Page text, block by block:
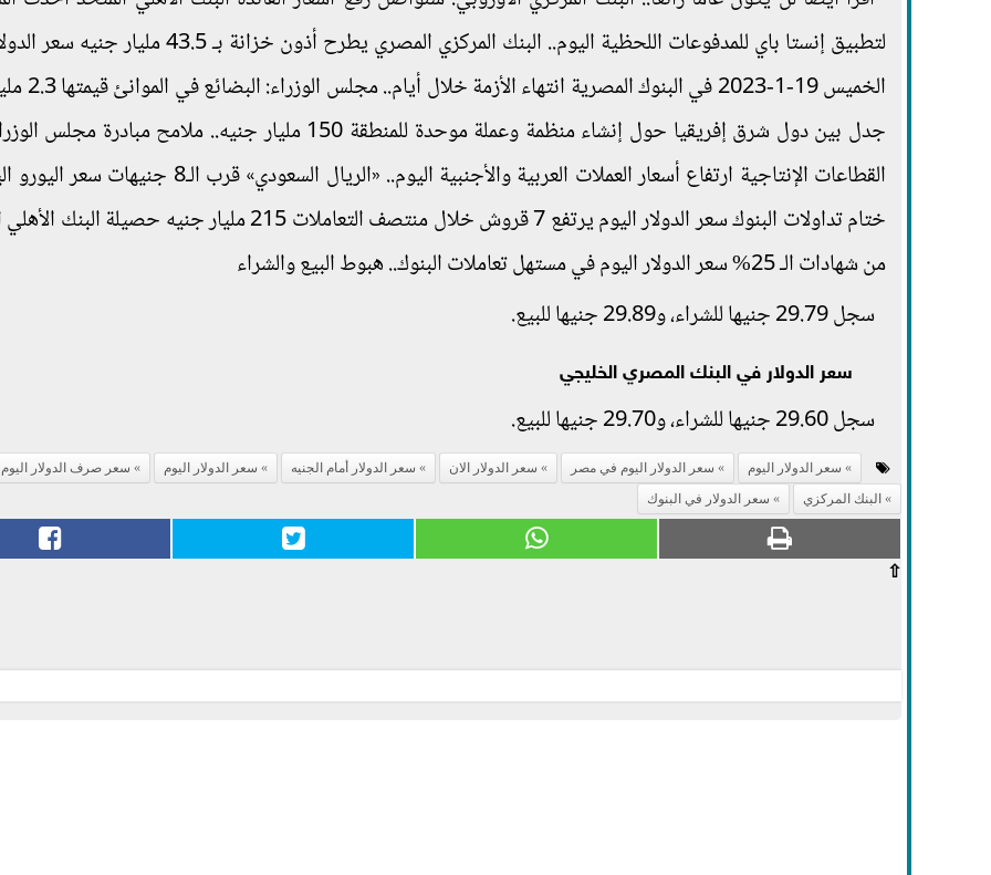
لتطبيق إنستا باي للمدفوعات اللحظية اليوم.. البنك المركزي المصري يطرح أذون خزانة
الخميس 19-1-2023 في
جدل بين دول شرق إفريقيا حول إنشاء منظمة وعملة موحدة للمنطقة 150 مليار جنيه.. ملامح
القطاعات الإنتاجية ارتفاع أسعار العملات العربية والأجنبية اليوم.. «الريال السعودي»
ختام تداولات البنوك سعر الدولار اليوم يرتفع 7 قروش خلال منتصف التعاملات 215 مليار جنيه
من شهادات الـ 25% سعر الدولار اليوم في مستهل تعاملات البنوك.. هبوط البيع والشراء
سجل 29.79 جنيها للشراء، و29.89 جنيها للبيع.
سعر الدولار في البنك المصري الخليجي
سجل 29.60 جنيها للشراء، و29.70 جنيها للبيع.
سعر الدولار اليوم سعر الدولار اليوم في مصر سعر الدولار الان سعر الدولار أمام الجنيه سعر الدولار اليوم
سعر صرف الدولار اليوم
البنك المركزي
سعر الدولار في البنوك
⇧